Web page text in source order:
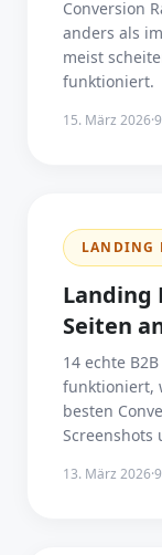
Conversion
anders als
meist
funktioniert.
15. März 2026·
LANDING
Landing
Seiten
14 echte
funktioniert,
besten
Screenshots
13. März 2026·